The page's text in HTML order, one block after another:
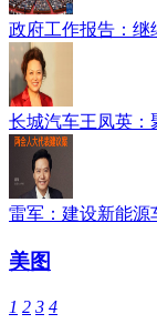
政府工作报告：继
长城汽车王凤英：
雷军：建设新能源
美图
1 2 3 4